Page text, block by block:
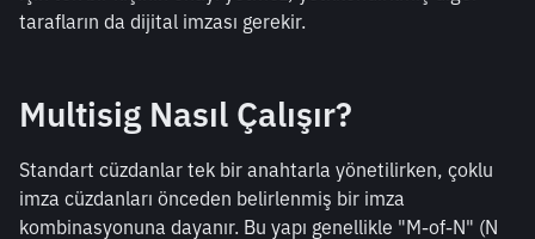
tarafların da dijital imzası gerekir.
Multisig Nasıl Çalışır?
Standart cüzdanlar tek bir anahtarla yönetilirken, çoklu
imza cüzdanları önceden belirlenmiş bir imza
kombinasyonuna dayanır. Bu yapı genellikle "M-of-N" (N